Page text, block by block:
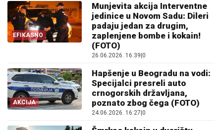
EFIKASNO
Munjevita akcija Interventne
jedinice u Novom Sadu: Dileri
padaju jedan za drugim,
zaplenjene bombe i kokain!
(FOTO)
26.06.2026. 16:39|0
AKCIJA
Hapšenje u Beogradu na vodi:
Specijalci presreli auto
crnogorskih državljana,
poznato zbog čega (FOTO)
24.06.2026. 16:27|0